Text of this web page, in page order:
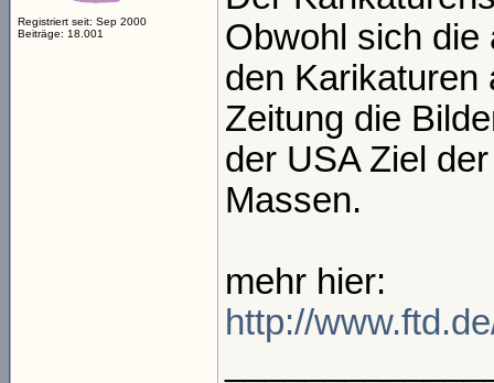
Registriert seit: Sep 2000
Beiträge: 18.001
Obwohl sich die
den Karikaturen
Zeitung die
der USA Ziel
Massen.
mehr hier:
http://